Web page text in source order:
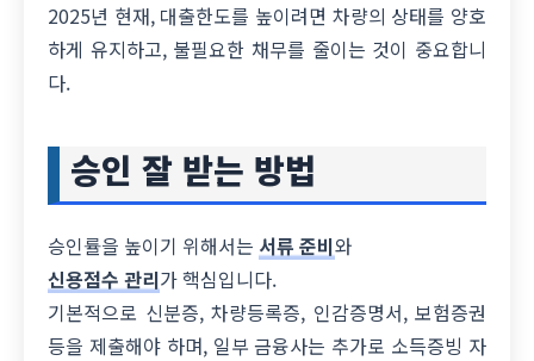
2025년 현재, 대출한도를 높이려면 차량의 상태를 양호
하게 유지하고, 불필요한 채무를 줄이는 것이 중요합니
다.
승인 잘 받는 방법
승인률을 높이기 위해서는 서류 준비와
신용점수 관리가 핵심입니다.
기본적으로 신분증, 차량등록증, 인감증명서, 보험증권
등을 제출해야 하며, 일부 금융사는 추가로 소득증빙 자